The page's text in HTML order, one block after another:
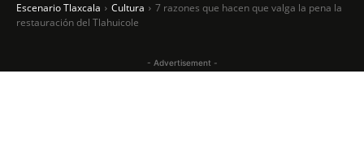
Escenario Tlaxcala Cultura
7 razones que hacen que valga la pena la
restauración del Tlahuicole
- Advertisement -